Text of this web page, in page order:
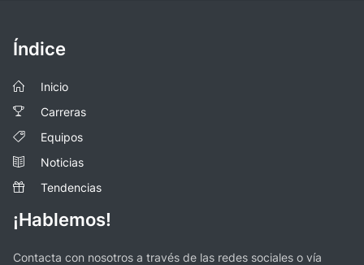
Índice
Inicio
Carreras
Equipos
Noticias
Tendencias
¡Hablemos!
Contacta con nosotros a través de las redes sociales o vía